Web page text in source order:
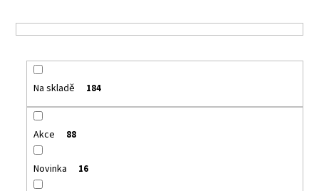
Na skladě 184
Akce 88
Novinka 16